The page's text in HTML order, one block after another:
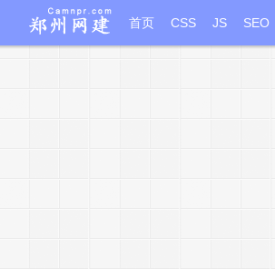
首页 CSS JS SEO